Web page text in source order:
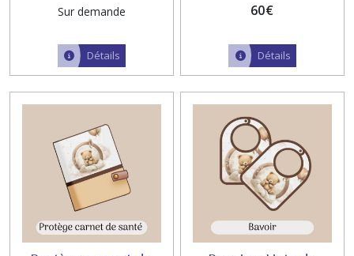
Sur demande
Détails
60€
Détails